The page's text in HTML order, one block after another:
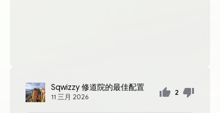
Sqwizzy 修道院的最佳配置
11 三月 2026
2